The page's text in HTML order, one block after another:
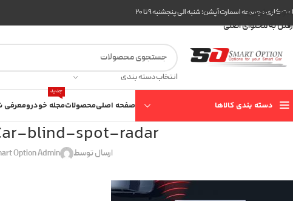
عبور به ناوبری
رفتن به محتوای اصلی
کاری مجموعه اسمارت آپشن: شنبه الی پنجشنبه ۹ تا ۲۰
انتخاب دسته بندی
دسته بندی کالاها صفحه اصلیمحصولاتمجله خودرو
جدید
معرفی
blind-spot-radar
ارسال توسط Option Admin